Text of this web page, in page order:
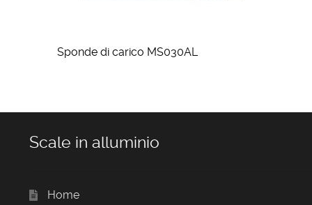
Sponde di carico MS030AL
Scale in alluminio
Home